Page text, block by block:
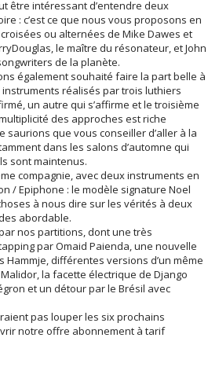
être intéressant d’entendre deux
: c’est ce que nous vous proposons en
ou alternées de Mike Dawes et
le maître du résonateur, et John
de la planète.
également souhaité faire la part belle à
réalisés par trois luthiers
un autre qui s’affirme et le troisième
des approches est riche
saurions que vous conseiller d’aller à la
dans les salons d’automne qui
sont maintenus.
compagnie, avec deux instruments en
/ Epiphone : le modèle signature Noel
à nous dire sur les vérités à deux
abordable.
nos partitions, dont une très
par Omaid Paienda, une nouvelle
Hammje, différentes versions d’un même
la facette électrique de Django
et un détour par le Brésil avec
pas louper les six prochains
notre offre abonnement à tarif